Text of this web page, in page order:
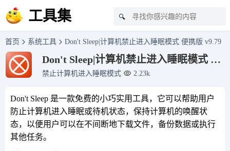
工具集 🔍
首页 系统工具 Don't Sleep|计算机禁止进入睡眠模式 便携版 v9.79
Don't Sleep|计算机禁止进入睡眠模式 便
携版 v9.79
禁止计算机进入睡眠模式 2.23k
Don't Sleep 是一款免费的小巧实用工具，它可以帮助用户
防止计算机进入睡眠或待机状态，保持计算机的唤醒状
态，以便用户可以在不间断地下载文件，备份数据或执行
其他任务。